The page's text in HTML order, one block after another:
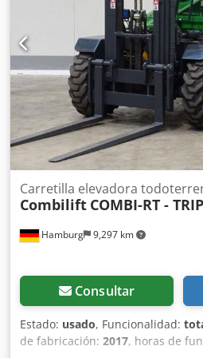
2,12 metros Altura de elevación:
27 kW - Mástil de elevación triple
Faro de trabajo - Carretilla en
usar inmediatamente - Buenos
Agvjkr Precio de venta: 7.700,00
ofrecemos entrega a un precio
Hamburg 9,297 km
Carretilla elevadora
Combilift COMBI-RT -
Consultar
Estado: usado, Funcionalidad:
de fabricación: 2017, horas de